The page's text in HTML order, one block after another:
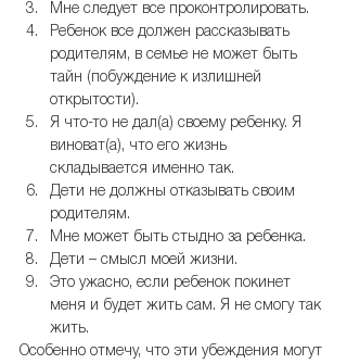
Мне следует все проконтролировать.
Ребенок все должен рассказывать
родителям, в семье не может быть
тайн (побуждение к излишней
открытости).
Я что-то не дал(а) своему ребенку. Я
виноват(а), что его жизнь
складывается именно так.
Дети не должны отказывать своим
родителям.
Мне может быть стыдно за ребенка.
Дети – смысл моей жизни.
Это ужасно, если ребенок покинет
меня и будет жить сам. Я не смогу так
жить.
Особенно отмечу, что эти убеждения могут